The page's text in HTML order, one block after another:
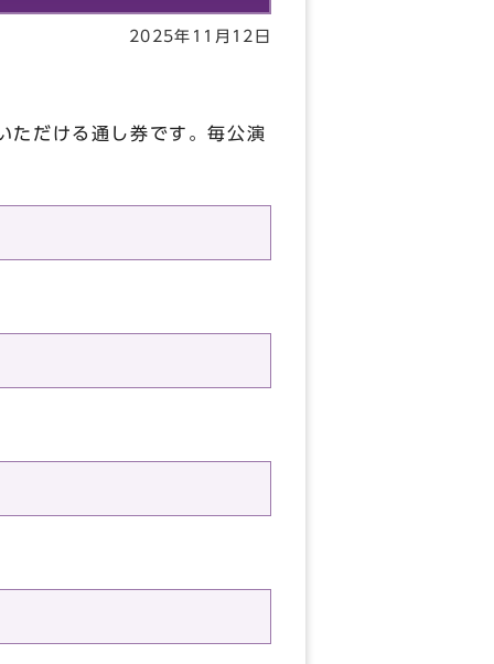
2025年11月12日
ただける通し券です。毎公演